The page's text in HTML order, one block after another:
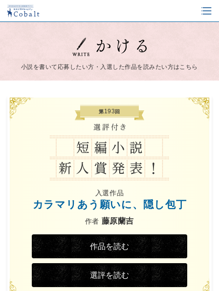
小説を書いて応募したい方・入選した作品を読みたい方はこちら
第193 回
入選作品
カラマリあう願いに、隠し包丁
作者 藤原蘭吉
作品を読む
選評を読む